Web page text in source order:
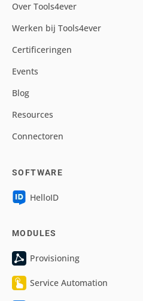
Over Tools4ever
Werken bij Tools4ever
Certificeringen
Events
Blog
Resources
Connectoren
SOFTWARE
HelloID
MODULES
Provisioning
Service Automation